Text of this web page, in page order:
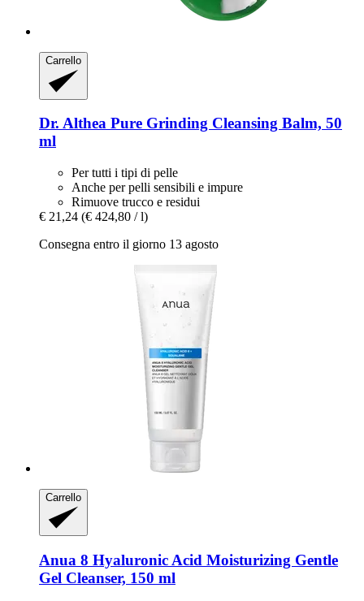
Carrello
Dr. Althea Pure Grinding Cleansing Balm, 50
ml
Per tutti i tipi di pelle
Anche per pelli sensibili e impure
Rimuove trucco e residui
€ 21,24 (€ 424,80 / l)
Consegna entro il giorno 13 agosto
Carrello
Anua 8 Hyaluronic Acid Moisturizing Gentle
Gel Cleanser, 150 ml